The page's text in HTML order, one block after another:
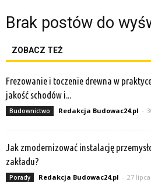
Brak postów do
ZOBACZ TEŻ
Frezowanie i toczenie drewna w
jakość schodów i...
Budownictwo Redakcja Budowac24.pl -
Jak zmodernizować instalację
zakładu?
Porady Redakcja Budowac24.pl - 27